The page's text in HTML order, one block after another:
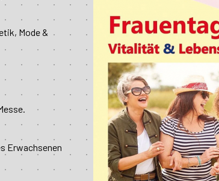
Mode &
Erwachsenen